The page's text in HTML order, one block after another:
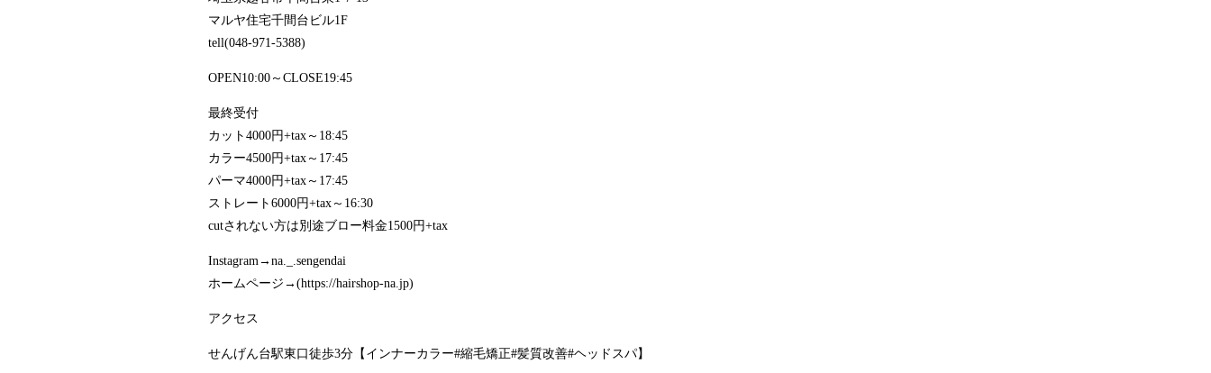
マルヤ住宅千間台ビル1F
tell(048-971-5388)
OPEN10:00～CLOSE19:45
最終受付
カット4000円+tax～18:45
カラー4500円+tax～17:45
パーマ4000円+tax～17:45
ストレート6000円+tax～16:30
cutされない方は別途ブロー料金1500円+tax
Instagram→na._.sengendai
ホームページ→(https://hairshop-na.jp)
アクセス
せんげん台駅東口徒歩3分【インナーカラー#縮毛矯正#髪質改善#ヘッドスパ】